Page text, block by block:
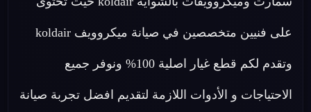
على فنيين متخصصين في صيانة ميكروويف koldair
وتقدم لكم قطع غيار اصلية 100% ونوفر جميع
الاحتياجات و الأدوات اللازمة لتقديم افضل تجربة صيانة